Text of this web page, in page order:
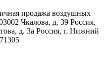
продажа воздушных
Чкалова, д. 39 Россия,
д. 3а Россия, г. Нижний